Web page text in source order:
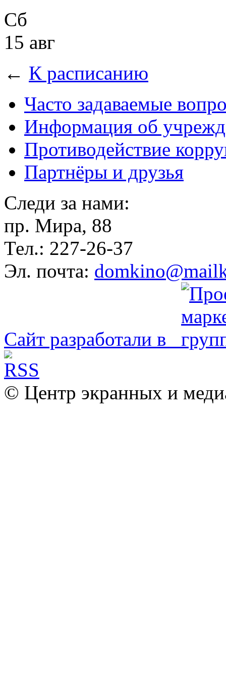
Сб
15 авг
← К расписанию
Часто задаваемые
Информация об
Противодействие
Партнёры и друзья
Следи за нами:
пр. Мира, 88
Тел.: 227-26-37
Эл. почта:
Сайт разработали в
© Центр экранных и